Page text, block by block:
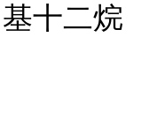
十二烷